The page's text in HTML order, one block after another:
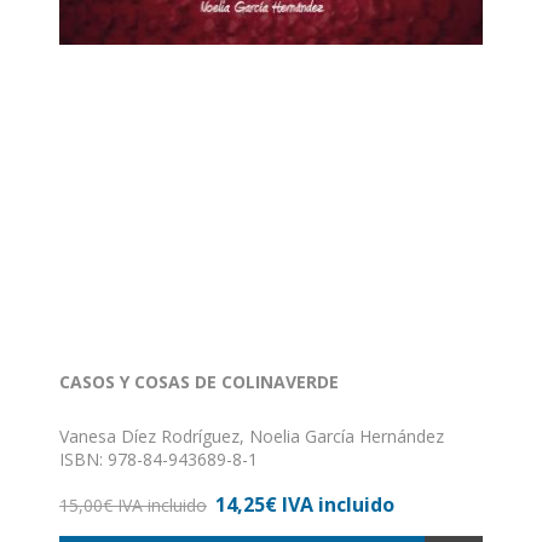
CASOS Y COSAS DE COLINAVERDE
Vanesa Díez Rodríguez, Noelia García Hernández
ISBN: 978-84-943689-8-1
Nº de páginas: 80
15,00€ IVA incluido 14,25€ IVA incluido